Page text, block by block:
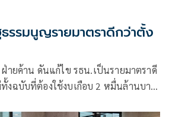
รรมนูญรายมาตราดีกว่าตั้ง
ฝ่ายค้าน ดันแก้ไข รธน.เป็นรายมาตราดี
ทั้งฉบับที่ต้องใช้งบเกือบ 2 หมื่นล้านบาท